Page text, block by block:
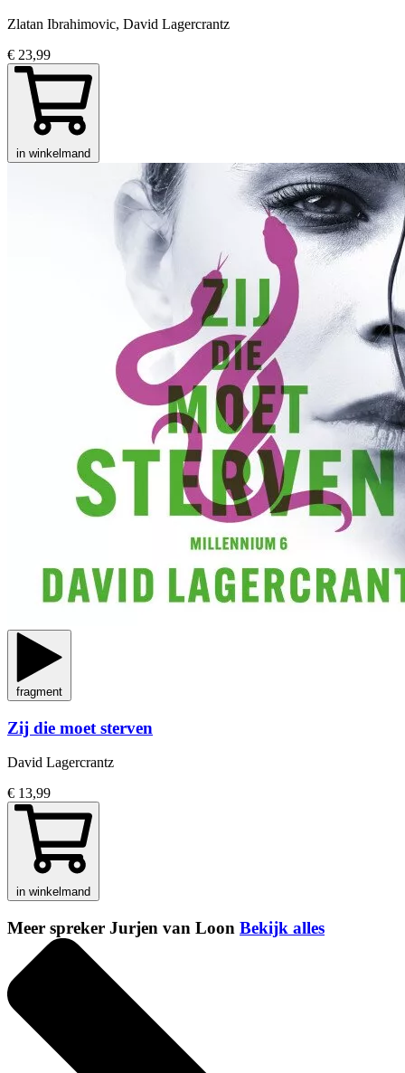
Zlatan Ibrahimovic, David Lagercrantz
€ 23,99
in winkelmand
fragment
Zij die moet sterven
David Lagercrantz
€ 13,99
in winkelmand
Meer spreker Jurjen van Loon Bekijk alles